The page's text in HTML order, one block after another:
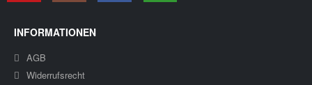
INFORMATIONEN
AGB
Widerrufsrecht